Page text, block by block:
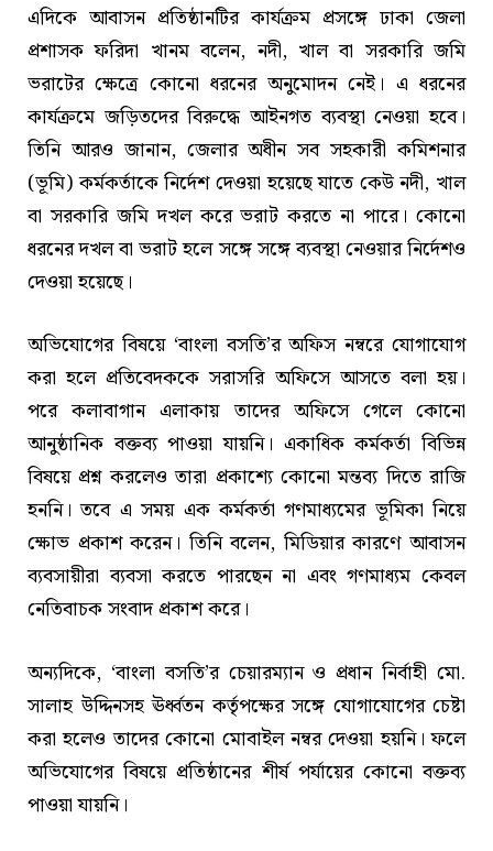
এদিকে আবাসন প্রতিষ্ঠানটির কার্যক্রম প্রসঙ্গে ঢাকা জেলা
প্রশাসক ফরিদা খানম বলেন, নদী, খাল বা সরকারি জমি
ভরাটের ক্ষেত্রে কোনো ধরনের অনুমোদন নেই। এ ধরনের
কার্যক্রমে জড়িতদের বিরুদ্ধে আইনগত ব্যবস্থা নেওয়া হবে।
তিনি আরও জানান, জেলার অধীন সব সহকারী কমিশনার
(ভূমি) কর্মকর্তাকে নির্দেশ দেওয়া হয়েছে যাতে কেউ নদী, খাল
বা সরকারি জমি দখল করে ভরাট করতে না পারে। কোনো
ধরনের দখল বা ভরাট হলে সঙ্গে সঙ্গে ব্যবস্থা নেওয়ার নির্দেশও
দেওয়া হয়েছে।
অভিযোগের বিষয়ে ‘বাংলা বসতি’র অফিস নম্বরে যোগাযোগ
করা হলে প্রতিবেদককে সরাসরি অফিসে আসতে বলা হয়।
পরে কলাবাগান এলাকায় তাদের অফিসে গেলে কোনো
আনুষ্ঠানিক বক্তব্য পাওয়া যায়নি। একাধিক কর্মকর্তা বিভিন্ন
বিষয়ে প্রশ্ন করলেও তারা প্রকাশ্যে কোনো মন্তব্য দিতে রাজি
হননি। তবে এ সময় এক কর্মকর্তা গণমাধ্যমের ভূমিকা নিয়ে
ক্ষোভ প্রকাশ করেন। তিনি বলেন, মিডিয়ার কারণে আবাসন
ব্যবসায়ীরা ব্যবসা করতে পারছেন না এবং গণমাধ্যম কেবল
নেতিবাচক সংবাদ প্রকাশ করে।
অন্যদিকে, ‘বাংলা বসতি’র চেয়ারম্যান ও প্রধান নির্বাহী মো.
সালাহ উদ্দিনসহ ঊর্ধ্বতন কর্তৃপক্ষের সঙ্গে যোগাযোগের চেষ্টা
করা হলেও তাদের কোনো মোবাইল নম্বর দেওয়া হয়নি। ফলে
অভিযোগের বিষয়ে প্রতিষ্ঠানের শীর্ষ পর্যায়ের কোনো বক্তব্য
পাওয়া যায়নি।